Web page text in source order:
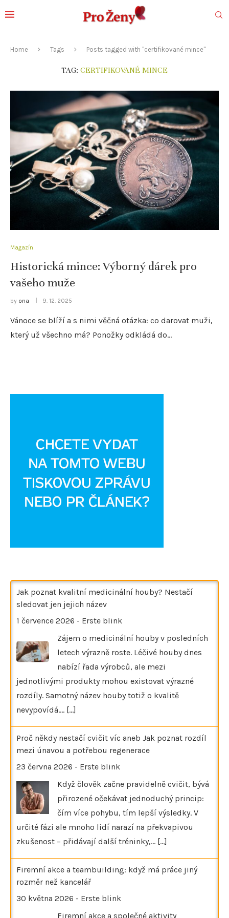
Home Tags Posts tagged with "certifikované mince"
TAG: CERTIFIKOVANÉ MINCE
Magazín
Historická mince: Výborný dárek pro
vašeho muže
by ona 9. 12. 2025
Vánoce se blíží a s nimi věčná otázka: co darovat muži,
který už všechno má? Ponožky odkládá do…
Jak poznat kvalitní medicinální houby? Nestačí
sledovat jen jejich název
1 července 2026 - Erste blink
Zájem o medicinální houby v posledních
letech výrazně roste. Léčivé houby dnes
nabízí řada výrobců, ale mezi
jednotlivými produkty mohou existovat výrazné
rozdíly. Samotný název houby totiž o kvalitě
nevypovídá.… [...]
Proč někdy nestačí cvičit víc aneb Jak poznat rozdíl
mezi únavou a potřebou regenerace
23 června 2026 - Erste blink
Když člověk začne pravidelně cvičit, bývá
přirozené očekávat jednoduchý princip:
čím více pohybu, tím lepší výsledky. V
určité fázi ale mnoho lidí narazí na překvapivou
zkušenost – přidávají další tréninky,… [...]
Firemní akce a teambuilding: když má práce jiný
rozměr než kancelář
30 května 2026 - Erste blink
Firemní akce a společné aktivity